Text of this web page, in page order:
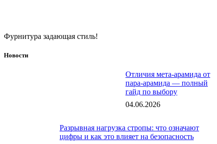
Фурнитура задающая стиль!
Новости
Отличия мета-арамида от
пара-арамида — полный
гайд по выбору
04.06.2026
Разрывная нагрузка стропы: что означают
цифры и как это влияет на безопасность